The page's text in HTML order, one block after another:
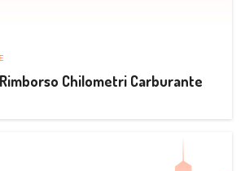
Chilometri Carburante